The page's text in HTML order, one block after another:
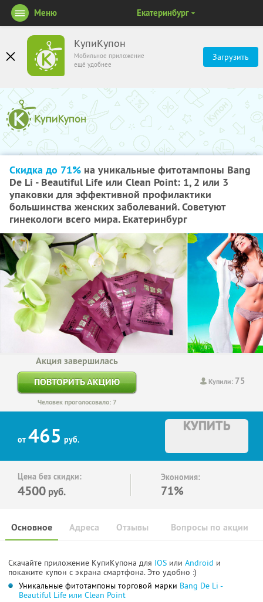
КупиКупон
Мобильное приложение
ещё удобнее
Загрузить
Меню Екатеринбург
Скидка до 71% на уникальные фитотампоны Bang
De Li - Beautiful Life или Clean Point: 1, 2 или 3
упаковки для эффективной профилактики
большинства женских заболеваний. Советуют
гинекологи всего мира. Екатеринбург
Купили: 75
Акция завершилась
ПОВТОРИТЬ АКЦИЮ
Человек проголосовало: 7
от 465 руб.
КУПИТЬ
Цена без скидки:
4500 руб.
Экономия:
71%
Основное Отзывы Вопросы по акции
Адреса
Скачайте приложение КупиКупона для IOS или Android и
покажите купон с экрана смартфона. Это удобно :)
Уникальные фитотампоны торговой марки Bang De Li -
Beautiful Life или Clean Point